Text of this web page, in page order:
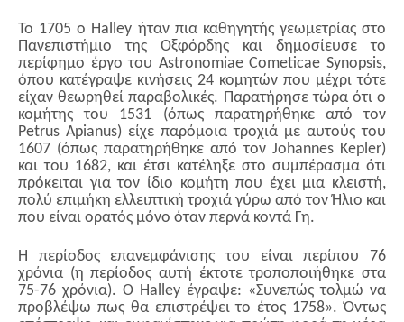
Το 1705 ο Halley ήταν πια καθηγητής γεωμετρίας στο
Πανεπιστήμιο της Οξφόρδης και δημοσίευσε το
περίφημο έργο του Astronomiae Cometicae Synopsis,
όπου κατέγραψε κινήσεις 24 κομητών που μέχρι τότε
είχαν θεωρηθεί παραβολικές. Παρατήρησε τώρα ότι ο
κομήτης του 1531 (όπως παρατηρήθηκε από τον
Petrus Apianus) είχε παρόμοια τροχιά με αυτούς του
1607 (όπως παρατηρήθηκε από τον Johannes Kepler)
και του 1682, και έτσι κατέληξε στο συμπέρασμα ότι
πρόκειται για τον ίδιο κομήτη που έχει μια κλειστή,
πολύ επιμήκη ελλειπτική τροχιά γύρω από τον Ήλιο και
που είναι ορατός μόνο όταν περνά κοντά Γη.
Η περίοδος επανεμφάνισης του είναι περίπου 76
χρόνια (η περίοδος αυτή έκτοτε τροποποιήθηκε στα
75-76 χρόνια). Ο Halley έγραψε: «Συνεπώς τολμώ να
προβλέψω πως θα επιστρέψει το έτος 1758». Όντως